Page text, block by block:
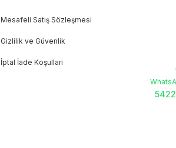
Mesafeli Satış Sözleşmesi
Gizlilik ve Güvenlik
İptal İade Koşullari